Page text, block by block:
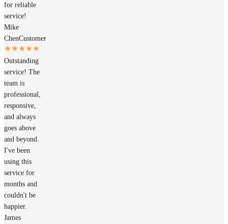
for reliable
service!
Mike
ChenCustomer
Outstanding
service! The
team is
professional,
responsive,
and always
goes above
and beyond.
I've been
using this
service for
months and
couldn't be
happier.
James